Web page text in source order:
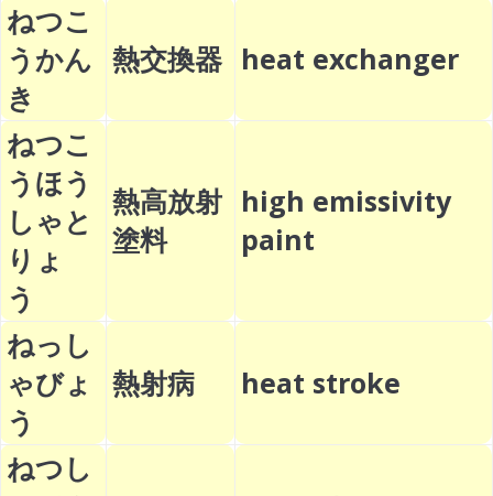
ねつこ
うかん
き
熱交換器 heat exchanger
ねつこ
うほう
しゃと
りょ
う
熱高放射
塗料
high emissivity
paint
ねっし
ゃびょ
う
熱射病 heat stroke
ねつし